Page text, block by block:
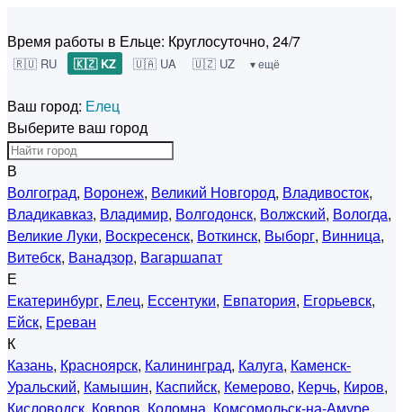
Время работы в Ельце: Круглосуточно, 24/7
🇷🇺 RU 🇰🇿 KZ 🇺🇦 UA 🇺🇿 UZ ▾ ещё
Ваш город: Елец
Выберите ваш город
В
Волгоград, Воронеж, Великий Новгород, Владивосток,
Владикавказ, Владимир, Волгодонск, Волжский, Вологда,
Великие Луки, Воскресенск, Воткинск, Выборг, Винница,
Витебск, Ванадзор, Вагаршапат
Е
Екатеринбург, Елец, Ессентуки, Евпатория, Егорьевск,
Ейск, Ереван
К
Казань, Красноярск, Калининград, Калуга, Каменск-
Уральский, Камышин, Каспийск, Кемерово, Керчь, Киров,